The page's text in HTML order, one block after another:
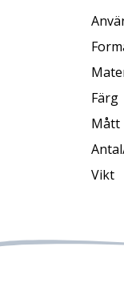
Färg
Mått
Vikt